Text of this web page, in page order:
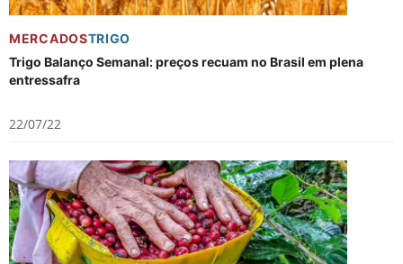
MERCADOSTRIGO
Trigo Balanço Semanal: preços recuam no Brasil em plena
entressafra
22/07/22